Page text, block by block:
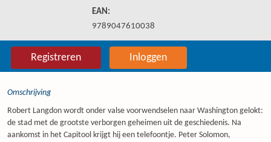
EAN:
9789047610038
Registreren Inloggen
Omschrijving
Robert Langdon wordt onder valse voorwendselen naar Washington gelokt:
de stad met de grootste verborgen geheimen uit de geschiedenis. Na
aankomst in het Capitool krijgt hij een telefoontje. Peter Solomon,